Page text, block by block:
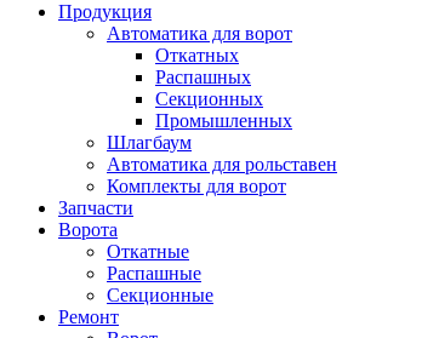
Продукция
Автоматика для ворот
Откатных
Распашных
Секционных
Промышленных
Шлагбаум
Автоматика для рольставен
Комплекты для ворот
Запчасти
Ворота
Откатные
Распашные
Секционные
Ремонт